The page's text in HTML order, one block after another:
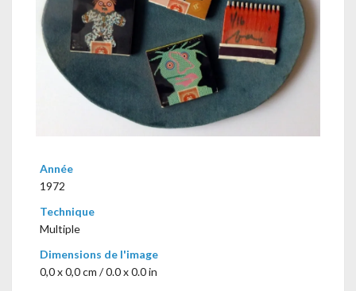
Année
1972
Technique
Multiple
Dimensions de l'image
0,0 x 0,0 cm / 0.0 x 0.0 in